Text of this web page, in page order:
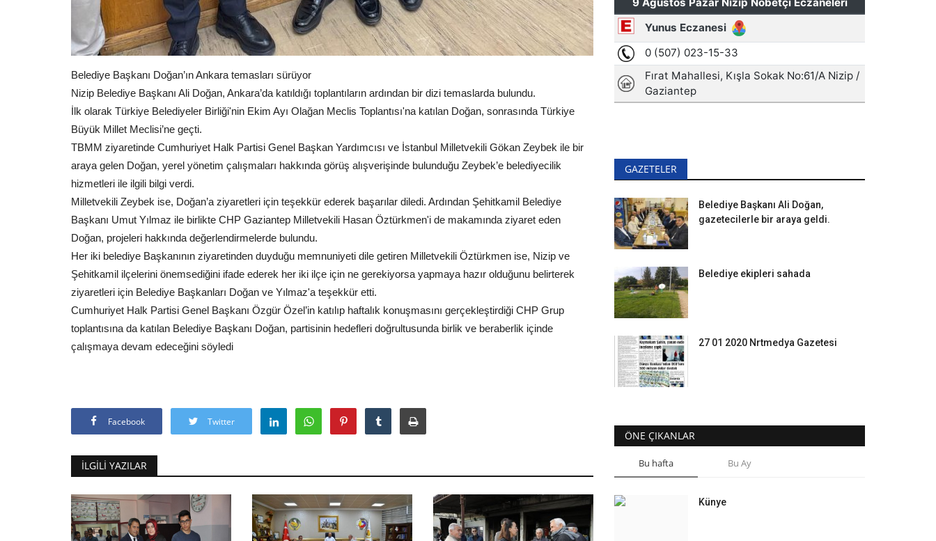
Belediye Başkanı Doğan’ın Ankara temasları sürüyor
Nizip Belediye Başkanı Ali Doğan, Ankara’da katıldığı toplantıların ardından bir dizi temaslarda bulundu.
İlk olarak Türkiye Belediyeler Birliği'nin Ekim Ayı Olağan Meclis Toplantısı'na katılan Doğan, sonrasında Türkiye
Büyük Millet Meclisi’ne geçti.
TBMM ziyaretinde Cumhuriyet Halk Partisi Genel Başkan Yardımcısı ve İstanbul Milletvekili Gökan Zeybek ile bir
araya gelen Doğan, yerel yönetim çalışmaları hakkında görüş alışverişinde bulunduğu Zeybek’e belediyecilik
hizmetleri ile ilgili bilgi verdi.
Milletvekili Zeybek ise, Doğan’a ziyaretleri için teşekkür ederek başarılar diledi. Ardından Şehitkamil Belediye
Başkanı Umut Yılmaz ile birlikte CHP Gaziantep Milletvekili Hasan Öztürkmen'i de makamında ziyaret eden
Doğan, projeleri hakkında değerlendirmelerde bulundu.
Her iki belediye Başkanının ziyaretinden duyduğu memnuniyeti dile getiren Milletvekili Öztürkmen ise, Nizip ve
Şehitkamil ilçelerini önemsediğini ifade ederek her iki ilçe için ne gerekiyorsa yapmaya hazır olduğunu belirterek
ziyaretleri için Belediye Başkanları Doğan ve Yılmaz'a teşekkür etti.
Cumhuriyet Halk Partisi Genel Başkanı Özgür Özel’in katılıp haftalık konuşmasını gerçekleştirdiği CHP Grup
toplantısına da katılan Belediye Başkanı Doğan, partisinin hedefleri doğrultusunda birlik ve beraberlik içinde
çalışmaya devam edeceğini söyledi
Facebook Twitter
İLGILI YAZILAR
GAZETELER
Belediye Başkanı Ali Doğan,
gazetecilerle bir araya geldi.
Belediye ekipleri sahada
27 01 2020 Nrtmedya Gazetesi
ÖNE ÇIKANLAR
Bu hafta Bu Ay
Künye